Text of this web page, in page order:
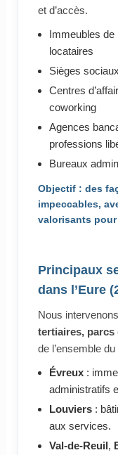
et d’accès.
Immeubles de
locataires
Sièges
Centres
coworking
Agences
professions
Bureaux
Objectif : des
impeccables,
valorisants
Principaux
dans l’Eure
Nous
tertiaires, parcs
de l’ensemble
Évreux:
administratifs
Louviers:
aux services.
Val-de-Reuil,